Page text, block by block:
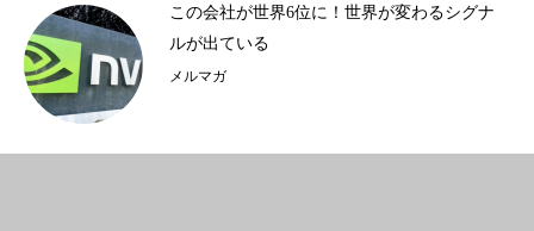
この会社が世界6位に！世界が変わるシグナ
ルが出ている
メルマガ